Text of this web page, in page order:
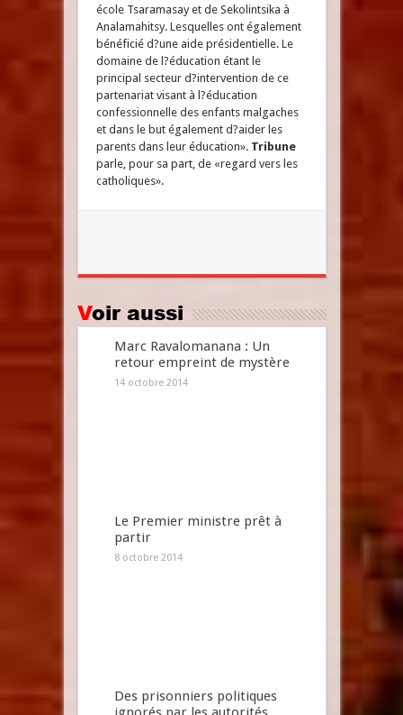
école Tsaramasay et de Sekolintsika à
Analamahitsy. Lesquelles ont également
bénéficié d?une aide présidentielle. Le
domaine de l?éducation étant le
principal secteur d?intervention de ce
partenariat visant à l?éducation
confessionnelle des enfants malgaches
et dans le but également d?aider les
parents dans leur éducation». Tribune
parle, pour sa part, de «regard vers les
catholiques».
Voir aussi
Marc Ravalomanana : Un
retour empreint de mystère
14 octobre 2014
Le Premier ministre prêt à
partir
8 octobre 2014
Des prisonniers politiques